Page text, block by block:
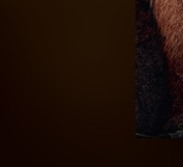
Новости
Подарки